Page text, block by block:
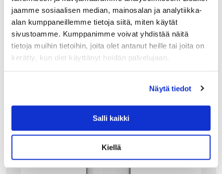
jaamme sosiaalisen median, mainosalan ja analytiikka-
alan kumppaneillemme tietoja siitä, miten käytät
sivustoamme. Kumppanimme voivat yhdistää näitä
tietoja muihin tietoihin, joita olet antanut heille tai joita on
kerätty, kun olet käyttänyt heidän palvelujaan.
Näytä tiedot
Salli kaikki
Kiellä
Tutustu myös